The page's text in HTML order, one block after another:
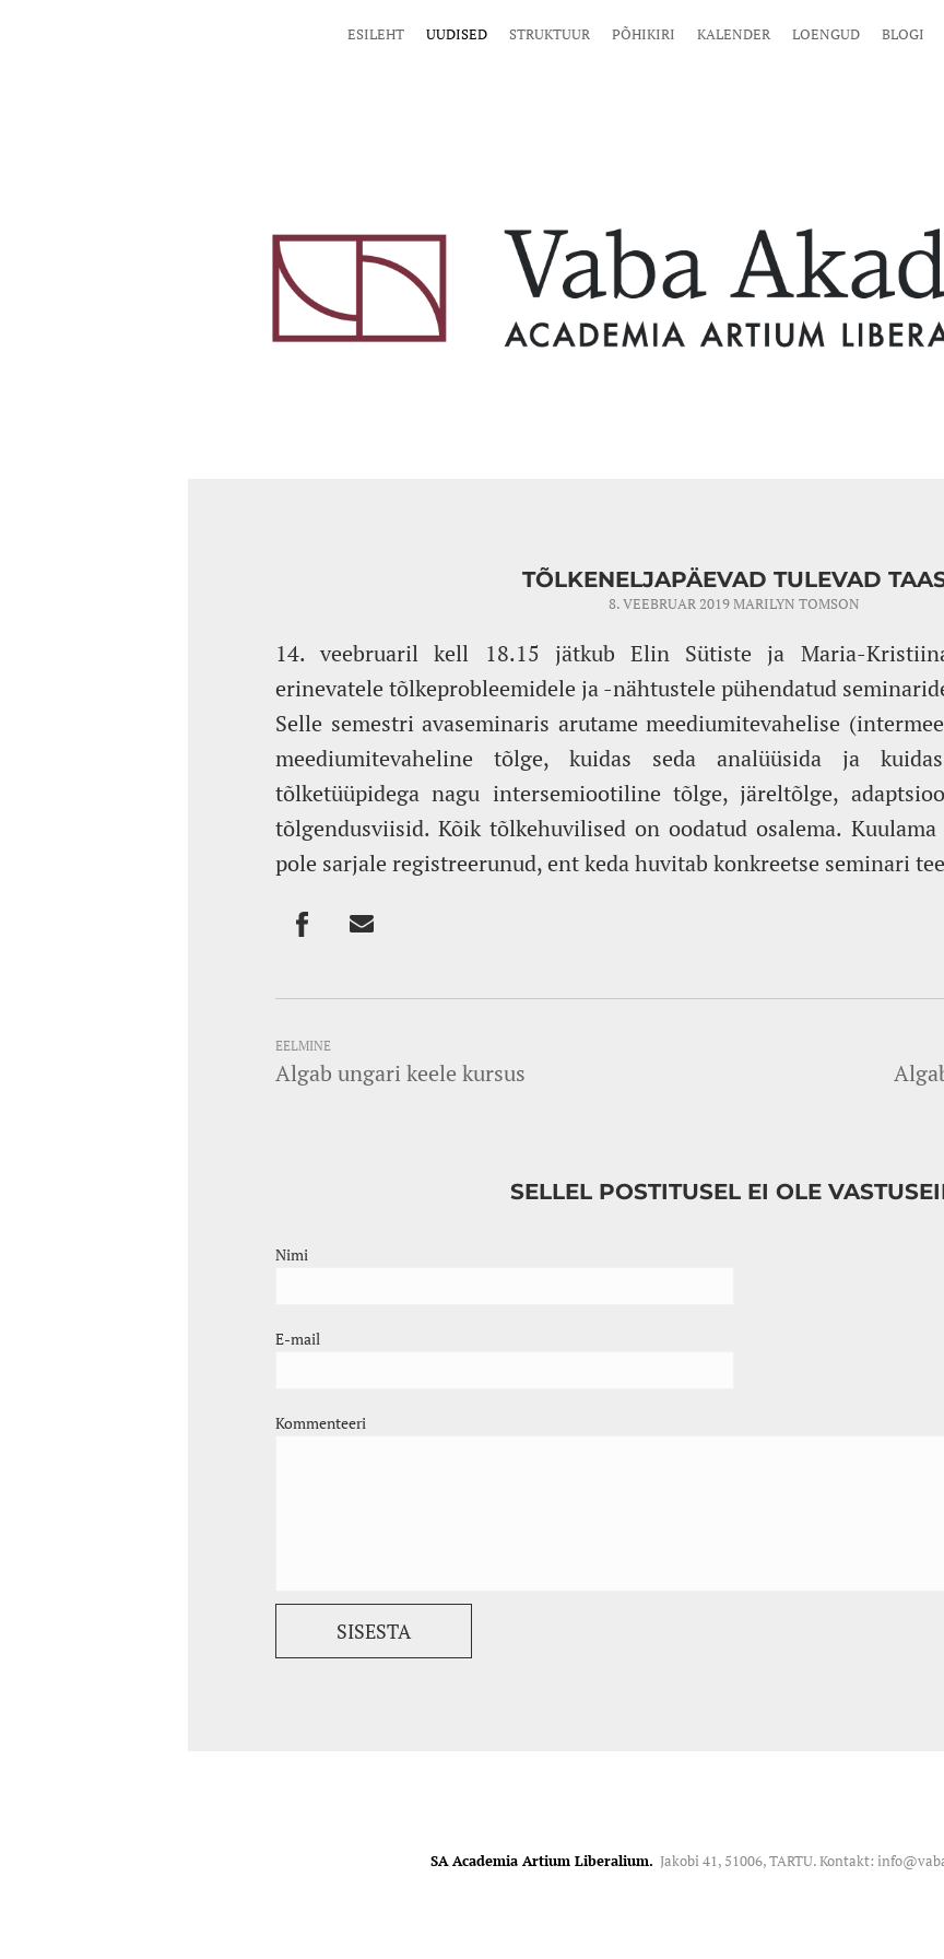
ESILEHT UUDISED STRUKTUUR PÕHIKIRI KALENDER LOENGUD BLOGI
TÕLKENELJAPÄEVAD TULEVAD
8. VEEBRUAR 2019MARILYN TOMSON
14. veebruaril kell 18.15 jätkub Elin Sütiste ja Maria-
erinevatele tõlkeprobleemidele ja -nähtustele pühendatud
Selle semestri avaseminaris arutame meediumitevahelise
meediumitevaheline tõlge, kuidas seda analüüsida ja
tõlketüüpidega nagu intersemiootiline tõlge, järeltõlge,
tõlgendusviisid. Kõik tõlkehuvilised on oodatud osalema.
pole sarjale registreerunud, ent keda huvitab konkreetse seminari
EELMINE
Algab ungari keele kursus
SELLEL POSTITUSEL EI OLE
Nimi
E-mail
Kommenteeri
SA Academia Artium Liberalium. Jakobi 41, 51006, TARTU. Kontakt: